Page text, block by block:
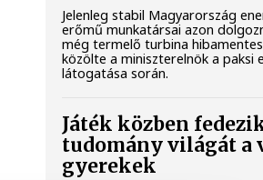
Jelenleg stabil Magyarország
erőmű munkatársai azon
még termelő turbina
közölte a miniszterelnök a paksi
látogatása során.
Játék közben
tudomány világát a
gyerekek